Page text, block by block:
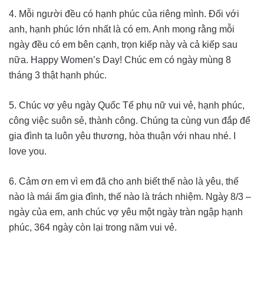
4. Mỗi người đều có hạnh phúc của riêng mình. Đối với
anh, hạnh phúc lớn nhất là có em. Anh mong rằng mỗi
ngày đều có em bên cạnh, trọn kiếp này và cả kiếp sau
nữa. Happy Women’s Day! Chúc em có ngày mùng 8
tháng 3 thật hạnh phúc.
5. Chúc vợ yêu ngày Quốc Tế phụ nữ vui vẻ, hạnh phúc,
công việc suôn sẻ, thành công. Chúng ta cùng vun đắp để
gia đình ta luôn yêu thương, hòa thuận với nhau nhé. I
love you.
6. Cảm ơn em vì em đã cho anh biết thế nào là yêu, thế
nào là mái ấm gia đình, thế nào là trách nhiệm. Ngày 8/3 –
ngày của em, anh chúc vợ yêu một ngày tràn ngập hạnh
phúc, 364 ngày còn lại trong năm vui vẻ.